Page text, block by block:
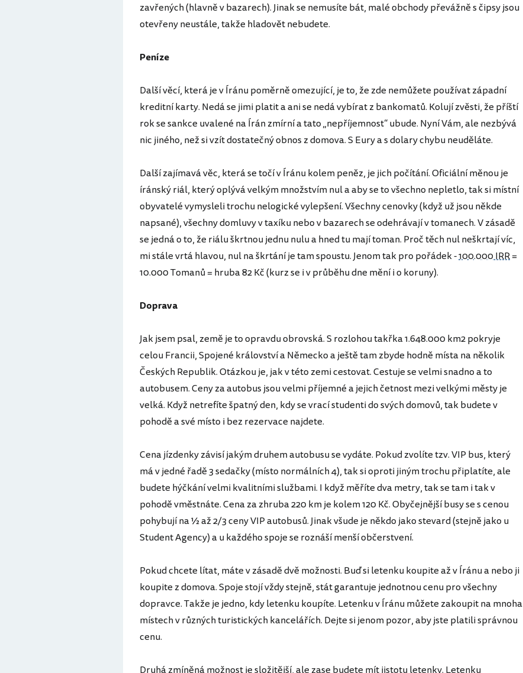
zavřených (hlavně v bazarech). Jinak se nemusíte bát, malé obchody převážně s čipsy jsou
otevřeny neustále, takže hladovět nebudete.
Peníze
Další věcí, která je v Íránu poměrně omezující, je to, že zde nemůžete používat západní
kreditní karty. Nedá se jimi platit a ani se nedá vybírat z bankomatů. Kolují zvěsti, že příští
rok se sankce uvalené na Írán zmírní a tato „nepříjemnost“ ubude. Nyní Vám, ale nezbývá
nic jiného, než si vzít dostatečný obnos z domova. S Eury a s dolary chybu neuděláte.
Další zajímavá věc, která se točí v Íránu kolem peněz, je jich počítání. Oficiální měnou je
íránský riál, který oplývá velkým množstvím nul a aby se to všechno nepletlo, tak si místní
obyvatelé vymysleli trochu nelogické vylepšení. Všechny cenovky (když už jsou někde
napsané), všechny domluvy v taxíku nebo v bazarech se odehrávají v tomanech. V zásadě
se jedná o to, že riálu škrtnou jednu nulu a hned tu mají toman. Proč těch nul neškrtají víc,
mi stále vrtá hlavou, nul na škrtání je tam spoustu. Jenom tak pro pořádek -100.000 IRR=
10.000 Tomanů = hruba 82 Kč (kurz se i v průběhu dne mění i o koruny).
Doprava
Jak jsem psal, země je to opravdu obrovská. S rozlohou takřka 1.648.000 km2 pokryje
celou Francii, Spojené království a Německo a ještě tam zbyde hodně místa na několik
Českých Republik. Otázkou je, jak v této zemi cestovat. Cestuje se velmi snadno a to
autobusem. Ceny za autobus jsou velmi příjemné a jejich četnost mezi velkými městy je
velká. Když netrefíte špatný den, kdy se vrací studenti do svých domovů, tak budete v
pohodě a své místo i bez rezervace najdete.
Cena jízdenky závisí jakým druhem autobusu se vydáte. Pokud zvolíte tzv. VIP bus, který
má v jedné řadě 3 sedačky (místo normálních 4), tak si oproti jiným trochu připlatíte, ale
budete hýčkání velmi kvalitními službami. I když měříte dva metry, tak se tam i tak v
pohodě vměstnáte. Cena za zhruba 220 km je kolem 120 Kč. Obyčejnější busy se s cenou
pohybují na ½ až 2/3 ceny VIP autobusů. Jinak všude je někdo jako stevard (stejně jako u
Student Agency) a u každého spoje se roznáší menší občerstvení.
Pokud chcete lítat, máte v zásadě dvě možnosti. Buď si letenku koupite až v Íránu a nebo ji
koupite z domova. Spoje stojí vždy stejně, stát garantuje jednotnou cenu pro všechny
dopravce. Takže je jedno, kdy letenku koupíte. Letenku v Íránu můžete zakoupit na mnoha
místech v různých turistických kancelářích. Dejte si jenom pozor, aby jste platili správnou
cenu.
Druhá zmíněná možnost je složitější, ale zase budete mít jistotu letenky. Letenku